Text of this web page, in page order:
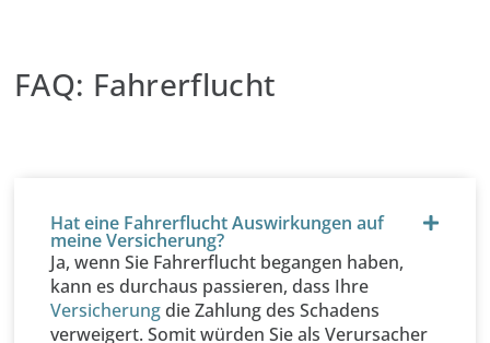
FAQ: Fahrerflucht
Hat eine Fahrerflucht Auswirkungen auf
meine Versicherung?
Ja, wenn Sie Fahrerflucht begangen haben,
kann es durchaus passieren, dass Ihre
Versicherungdie Zahlung des Schadens
verweigert. Somit würden Sie als Verursacher